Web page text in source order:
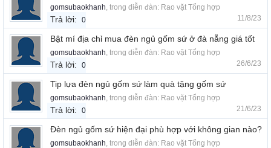
gomsubaokhanh, trong diễn đàn: Rao vặt Tổng hợp
Trả lời: 0 11/8/23
Bật mí địa chỉ mua đèn ngủ gốm sứ ở đà nẵng giá tốt
gomsubaokhanh, trong diễn đàn: Rao vặt Tổng hợp
Trả lời: 0 26/6/23
Tip lựa đèn ngủ gốm sứ làm quà tặng gốm sứ
gomsubaokhanh, trong diễn đàn: Rao vặt Tổng hợp
Trả lời: 0 21/6/23
Đèn ngủ gốm sứ hiện đại phù hợp với không gian nào?
gomsubaokhanh, trong diễn đàn: Rao vặt Tổng hợp